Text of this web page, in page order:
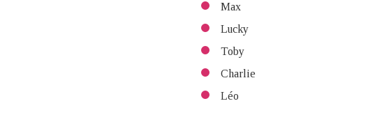
Max
Lucky
Toby
Charlie
Léo